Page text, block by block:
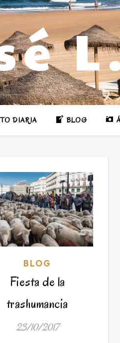
DIARIA BLOG
BLOG
Fiesta de la
trashumancia
23/10/2017